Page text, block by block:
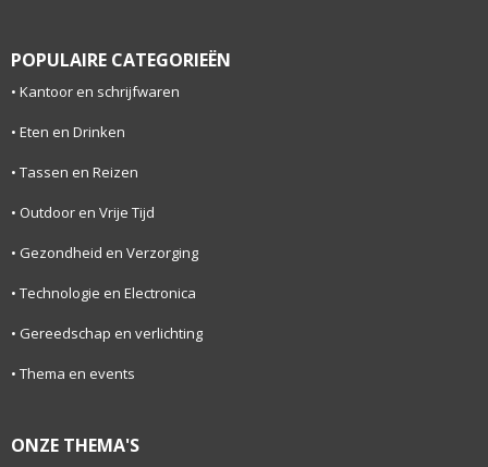
POPULAIRE CATEGORIEËN
Kantoor en schrijfwaren
Eten en Drinken
Tassen en Reizen
Outdoor en Vrije Tijd
Gezondheid en Verzorging
Technologie en Electronica
Gereedschap en verlichting
Thema en events
ONZE THEMA'S